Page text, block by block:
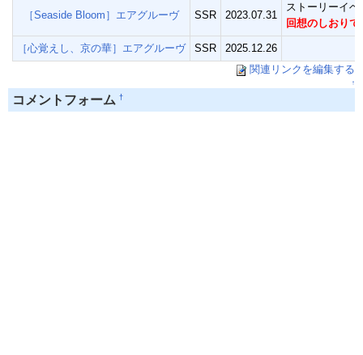
［Seaside Bloom］エアグルーヴ SSR 2023.07.31
ストーリーイベ
回想のしおり
［心覚えし、京の華］エアグルーヴ SSR
2025.12.26
関連リンクを編集する
↑
コメントフォーム †